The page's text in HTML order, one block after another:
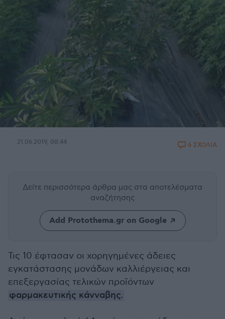
21.06.2019, 08:44 6 ΣΧΟΛΙΑ
Δείτε περισσότερα άρθρα μας στα αποτελέσματα
αναζήτησης
Add Protothema.gr on Google
Τις 10 έφτασαν οι χορηγημένες άδειες
εγκατάστασης μονάδων καλλιέργειας και
επεξεργασίας τελικών προϊόντων
φαρμακευτικής κάνναβης.